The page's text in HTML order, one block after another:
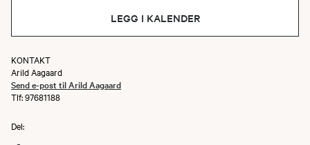
LEGG I KALENDER
KONTAKT
Arild Aagaard
Send e-post til Arild Aagaard
Tlf: 97681188
Del: